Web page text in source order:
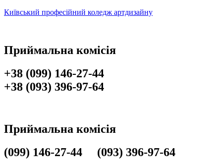
Київський професійний коледж артдизайну
Приймальна комісія
+38 (099) 146-27-44
+38 (093) 396-97-64
Приймальна комісія
(099) 146-27-44 (093) 396-97-64